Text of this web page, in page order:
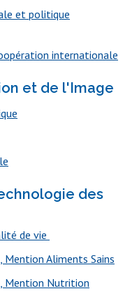
et politique
internationale
et de l'Image
des
de vie
Aliments Sains
Mention Nutrition